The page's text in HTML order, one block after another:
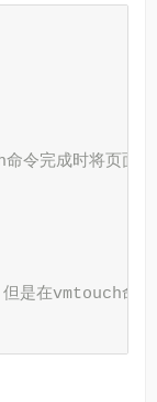
令完成时将页面
是在vmtouch命令